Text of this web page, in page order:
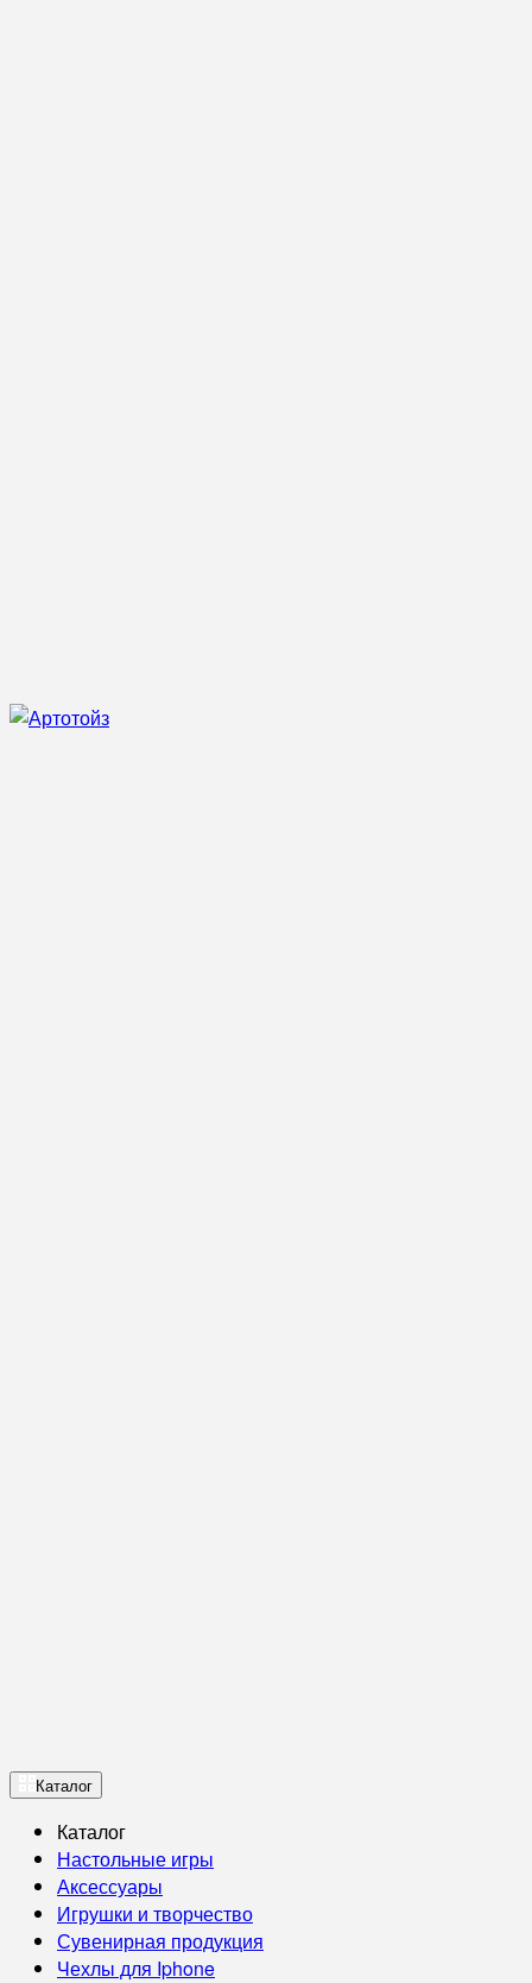
Каталог
Каталог
Настольные игры
Аксессуары
Игрушки и творчество
Сувенирная продукция
Чехлы для Iphone